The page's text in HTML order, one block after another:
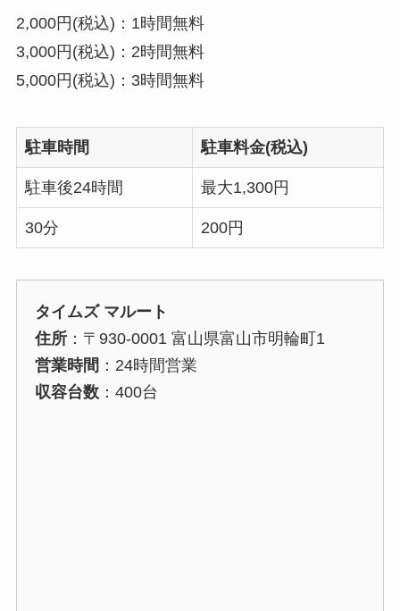
2,000円(税込)：1時間無料
3,000円(税込)：2時間無料
5,000円(税込)：3時間無料
駐車時間 駐車料金(税込)
駐車後24時間 最大1,300円
30分 200円
タイムズ マルート
住所：〒930-0001 富山県富山市明輪町1
営業時間 ：24時間営業
収容台数：400台